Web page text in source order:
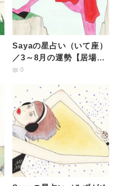
Sayaの星占い（いて座）
／3～8月の運勢【居場所
を去る可能性も。新しい
る】
0